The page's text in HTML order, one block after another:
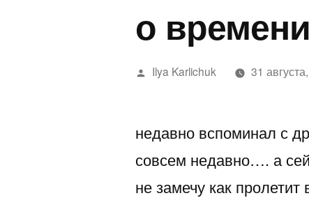
о
Написано
Ilya Karlichuk 31
недавно вспоминал с
совсем недавно…. а
не замечу как